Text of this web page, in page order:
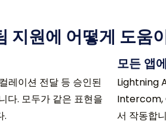
원에 어떻게 도움
레이션 전달 등 승인된
다. 모두가 같은 표현을
.
모든 앱
Lightning
Intercom,
서 작동합